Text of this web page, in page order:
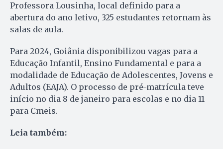
Professora Lousinha, local definido para a
abertura do ano letivo, 325 estudantes retornam às
salas de aula.
Para 2024, Goiânia disponibilizou vagas para a
Educação Infantil, Ensino Fundamental e para a
modalidade de Educação de Adolescentes, Jovens e
Adultos (EAJA). O processo de pré-matrícula teve
início no dia 8 de janeiro para escolas e no dia 11
para Cmeis.
Leia também: